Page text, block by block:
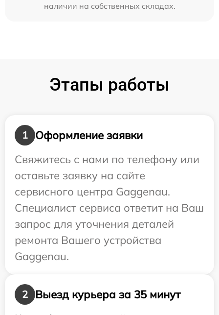
наличии на собственных складах.
Этапы работы
1
Оформление заявки
Свяжитесь с нами по телефону или
оставьте заявку на сайте
сервисного центра Gaggenau.
Специалист сервиса ответит на Ваш
запрос для уточнения деталей
ремонта Вашего устройства
Gaggenau.
2
Выезд курьера за 35 минут